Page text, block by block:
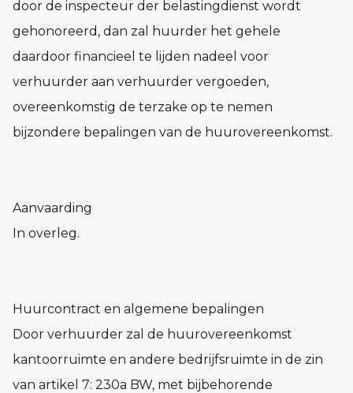
door de inspecteur der belastingdienst wordt
gehonoreerd, dan zal huurder het gehele
daardoor financieel te lijden nadeel voor
verhuurder aan verhuurder vergoeden,
overeenkomstig de terzake op te nemen
bijzondere bepalingen van de huurovereenkomst.
Aanvaarding
In overleg.
Huurcontract en algemene bepalingen
Door verhuurder zal de huurovereenkomst
kantoorruimte en andere bedrijfsruimte in de zin
van artikel 7: 230a BW, met bijbehorende